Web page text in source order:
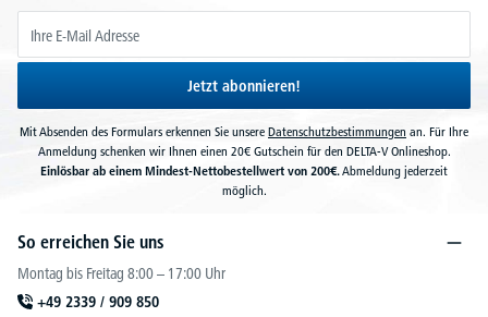
Jetzt abonnieren!
Mit Absenden des Formulars erkennen Sie unsere Datenschutzbestimmungen an. Für Ihre
Anmeldung schenken wir Ihnen einen 20€ Gutschein für den DELTA-V Onlineshop.
Einlösbar ab einem Mindest-Nettobestellwert von 200€.Abmeldung jederzeit
möglich.
So erreichen Sie uns
Montag bis Freitag 8:00 – 17:00 Uhr
+49 2339 / 909 850